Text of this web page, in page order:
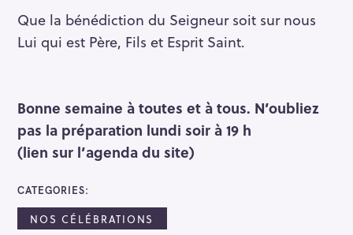
Que la bénédiction du Seigneur soit sur nous
Lui qui est Père, Fils et Esprit Saint.
Bonne semaine à toutes et à tous. N’oubliez
pas la préparation lundi soir à 19 h
(lien sur l’agenda du site)
CATEGORIES
NOS CÉLÉBRATIONS